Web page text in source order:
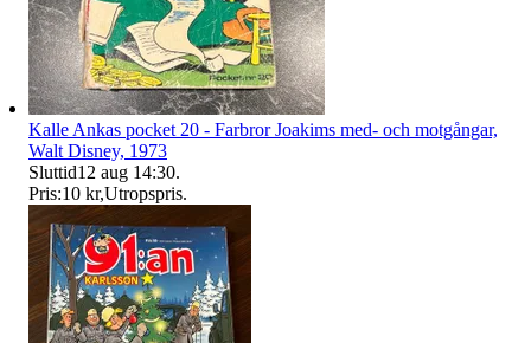
Kalle Ankas pocket 20 - Farbror Joakims med- och motgångar,
Walt Disney, 1973
Sluttid12 aug 14:30.
Pris:10 kr,Utropspris.